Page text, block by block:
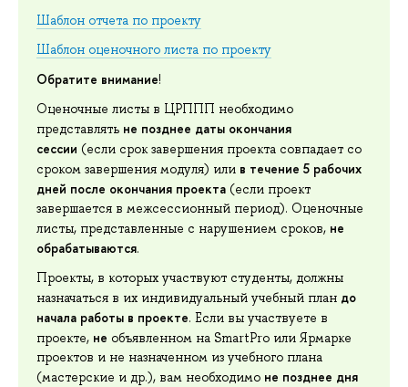
Шаблон отчета по проекту
Шаблон оценочного листа по проекту
Обратите внимание!
Оценочные листы в ЦРППП необходимо
представлять не позднее даты окончания
сессии (если срок завершения проекта совпадает со
сроком завершения модуля) или в течение 5 рабочих
дней после окончания проекта (если проект
завершается в межсессионный период). Оценочные
листы, представленные с нарушением сроков, не
обрабатываются.
Проекты, в которых участвуют студенты, должны
назначаться в их индивидуальный учебный план до
начала работы в проекте. Если вы участвуете в
проекте, не объявленном на SmartPro или Ярмарке
проектов и не назначенном из учебного плана
(мастерские и др.), вам необходимо не позднее дня